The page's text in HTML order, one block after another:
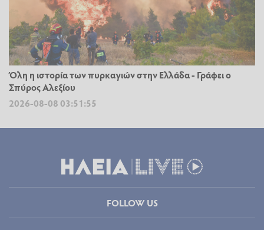
Όλη η ιστορία των πυρκαγιών στην Ελλάδα - Γράφει ο
Σπύρος Αλεξίου
2026-08-08 03:51:55
FOLLOW US